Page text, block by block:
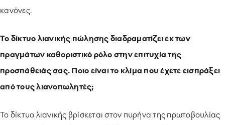
κανόνες.
Το δίκτυο λιανικής πώλησης διαδραματίζει εκ των
πραγμάτων καθοριστικό ρόλο στην επιτυχία της
προσπάθειάς σας. Ποιο είναι το κλίμα που έχετε εισπράξει
από τους λιανοπωλητές;
Το δίκτυο λιανικής βρίσκεται στον πυρήνα της πρωτοβουλίας